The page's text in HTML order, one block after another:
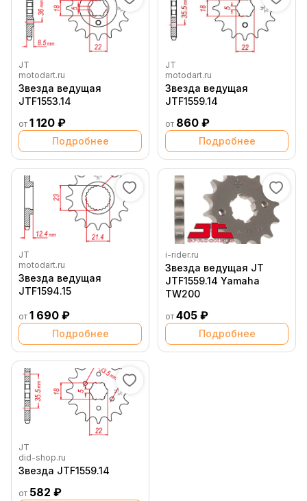
JT
motodart.ru
Звезда ведущая
JTF1553.14
от 1 120 ₽
Подробнее
JT
motodart.ru
Звезда ведущая
JTF1559.14
от 860 ₽
Подробнее
JT
motodart.ru
Звезда ведущая
JTF1594.15
от 1 690 ₽
Подробнее
i-rider.ru
Звезда ведущая JT
JTF1559.14 Yamaha
TW200
от 405 ₽
Подробнее
JT
did-shop.ru
Звезда JTF1559.14
от 582 ₽